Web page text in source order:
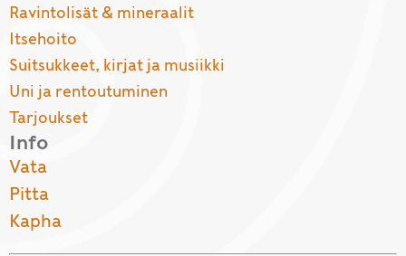
Ravintolisät & mineraalit
Itsehoito
Suitsukkeet, kirjat ja musiikki
Uni ja rentoutuminen
Tarjoukset
Info
Vata
Pitta
Kapha